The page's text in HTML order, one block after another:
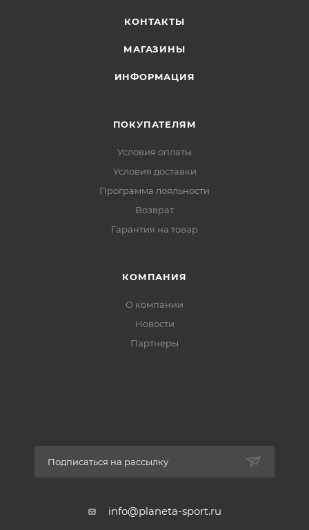
КОНТАКТЫ
МАГАЗИНЫ
ИНФОРМАЦИЯ
ПОКУПАТЕЛЯМ
Условия оплаты
Условия доставки
Программа лояльности
Возврат
Гарантия на товар
КОМПАНИЯ
О компании
Новости
Партнеры
Подписаться на рассылку
info@planeta-sport.ru